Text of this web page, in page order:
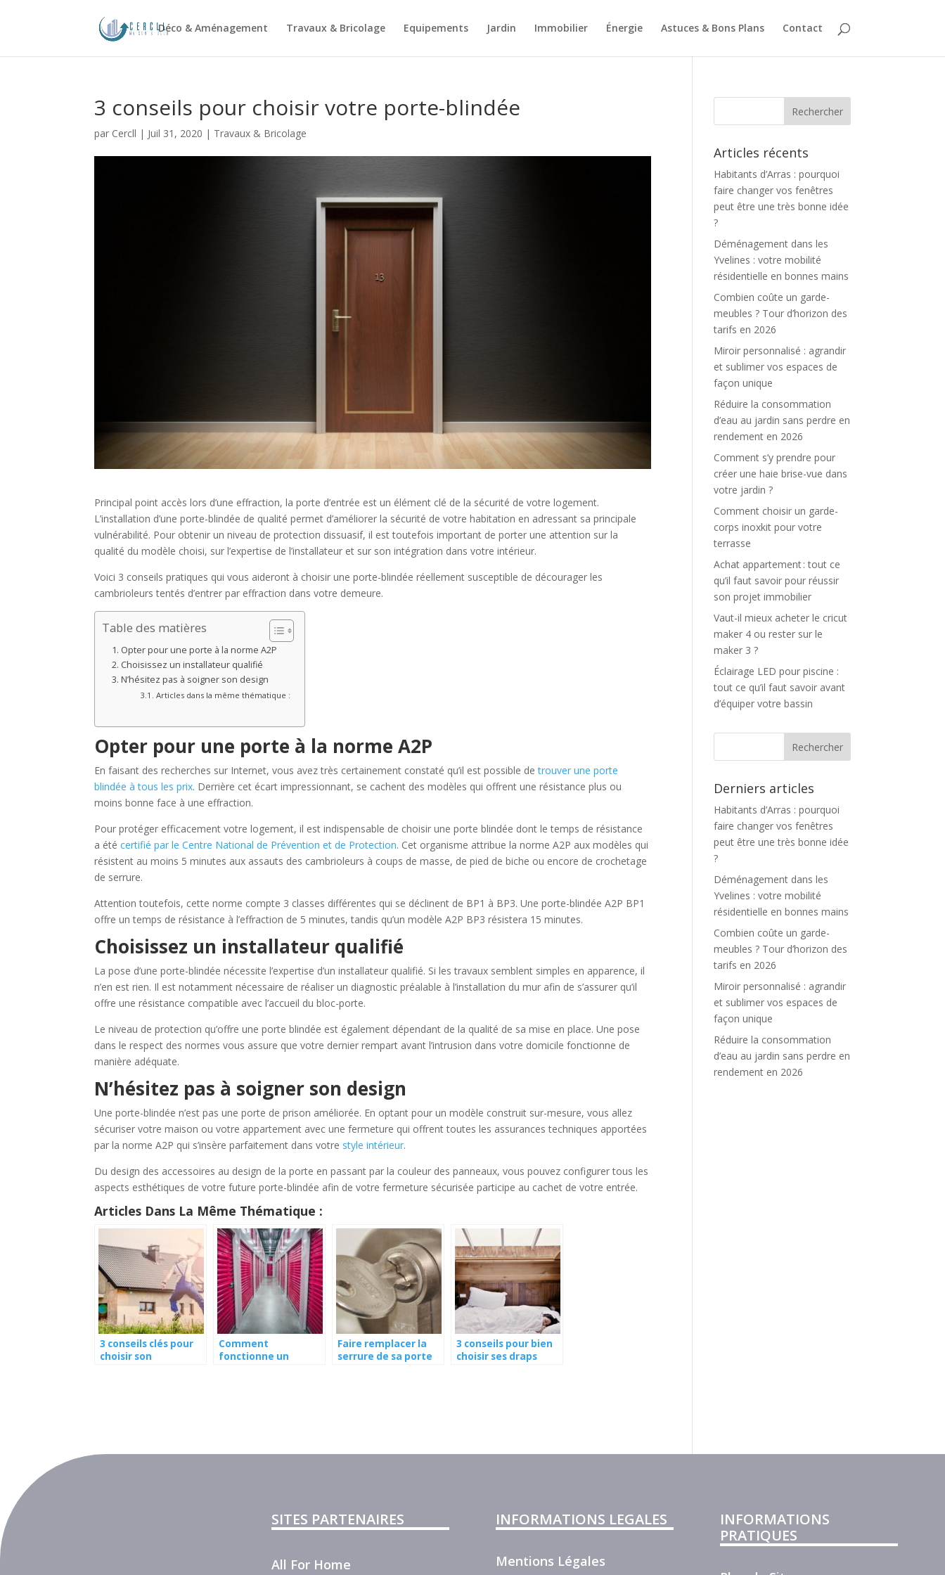
Déco & Aménagement Travaux & Bricolage Equipements Jardin Immobilier Énergie Astuces & Bons Plans Contact
3 conseils pour choisir votre porte-blindée
par Cercll | Juil 31, 2020 | Travaux & Bricolage
Principal point accès lors d’une effraction, la porte d’entrée est un élément clé de la sécurité de votre logement.
L’installation d’une porte-blindée de qualité permet d’améliorer la sécurité de votre habitation en adressant sa principale
vulnérabilité. Pour obtenir un niveau de protection dissuasif, il est toutefois important de porter une attention sur la
qualité du modèle choisi, sur l’expertise de l’installateur et sur son intégration dans votre intérieur.
Voici 3 conseils pratiques qui vous aideront à choisir une porte-blindée réellement susceptible de décourager les
cambrioleurs tentés d’entrer par effraction dans votre demeure.
Table des matières
Opter pour une porte à la norme A2P
Choisissez un installateur qualifié
N’hésitez pas à soigner son design
Articles dans la même thématique :
Opter pour une porte à la norme A2P
En faisant des recherches sur Internet, vous avez très certainement constaté qu’il est possible detrouver une porte
blindée à tous les prix. Derrière cet écart impressionnant, se cachent des modèles qui offrent une résistance plus ou
moins bonne face à une effraction.
Pour protéger efficacement votre logement, il est indispensable de choisir une porte blindée dont le temps de résistance
a étécertifié par le Centre National de Prévention et de Protection. Cet organisme attribue la norme A2P aux modèles qui
résistent au moins 5 minutes aux assauts des cambrioleurs à coups de masse, de pied de biche ou encore de crochetage
de serrure.
Attention toutefois, cette norme compte 3 classes différentes qui se déclinent de BP1 à BP3. Une porte-blindée A2P BP1
offre un temps de résistance à l’effraction de 5 minutes, tandis qu’un modèle A2P BP3 résistera 15 minutes.
Choisissez un installateur qualifié
La pose d’une porte-blindée nécessite l’expertise d’un installateur qualifié. Si les travaux semblent simples en apparence, il
n’en est rien. Il est notamment nécessaire de réaliser un diagnostic préalable à l’installation du mur afin de s’assurer qu’il
offre une résistance compatible avec l’accueil du bloc-porte.
Le niveau de protection qu’offre une porte blindée est également dépendant de la qualité de sa mise en place. Une pose
dans le respect des normes vous assure que votre dernier rempart avant l’intrusion dans votre domicile fonctionne de
manière adéquate.
N’hésitez pas à soigner son design
Une porte-blindée n’est pas une porte de prison améliorée. En optant pour un modèle construit sur-mesure, vous allez
sécuriser votre maison ou votre appartement avec une fermeture qui offrent toutes les assurances techniques apportées
par la norme A2P qui s’insère parfaitement dans votre style intérieur.
Du design des accessoires au design de la porte en passant par la couleur des panneaux, vous pouvez configurer tous les
aspects esthétiques de votre future porte-blindée afin de votre fermeture sécurisée participe au cachet de votre entrée.
Articles Dans La Même Thématique :
3 conseils clés pour
choisir son
Comment
fonctionne un
Faire remplacer la
serrure de sa porte
3 conseils pour bien
choisir ses draps
Articles récents
Habitants d’Arras : pourquoi
faire changer vos fenêtres
peut être une très bonne idée
?
Déménagement dans les
Yvelines : votre mobilité
résidentielle en bonnes mains
Combien coûte un garde-
meubles ? Tour d’horizon des
tarifs en 2026
Miroir personnalisé : agrandir
et sublimer vos espaces de
façon unique
Réduire la consommation
d’eau au jardin sans perdre en
rendement en 2026
Comment s’y prendre pour
créer une haie brise-vue dans
votre jardin ?
Comment choisir un garde-
corps inoxkit pour votre
terrasse
Achat appartement : tout ce
qu’il faut savoir pour réussir
son projet immobilier
Vaut-il mieux acheter le cricut
maker 4 ou rester sur le
maker 3 ?
Éclairage LED pour piscine :
tout ce qu’il faut savoir avant
d’équiper votre bassin
Derniers articles
Habitants d’Arras : pourquoi
faire changer vos fenêtres
peut être une très bonne idée
?
Déménagement dans les
Yvelines : votre mobilité
résidentielle en bonnes mains
Combien coûte un garde-
meubles ? Tour d’horizon des
tarifs en 2026
Miroir personnalisé : agrandir
et sublimer vos espaces de
façon unique
Réduire la consommation
d’eau au jardin sans perdre en
rendement en 2026
SITES PARTENAIRES
All For Home
INFORMATIONS LEGALES
Mentions Légales
INFORMATIONS
PRATIQUES